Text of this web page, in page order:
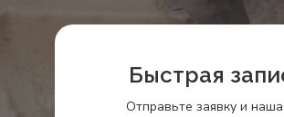
Быстрая
Отправьте заявку и